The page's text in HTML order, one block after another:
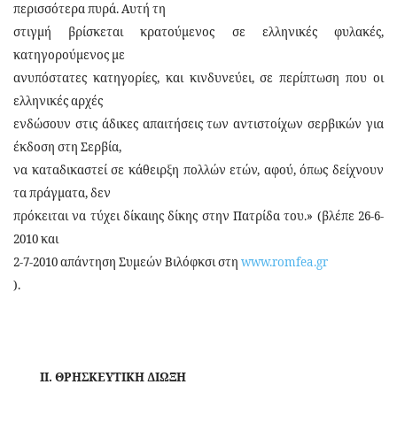
περισσότερα πυρά. Αυτή τη
στιγμή βρίσκεται κρατούμενος σε ελληνικές φυλακές,
κατηγορούμενος με
ανυπόστατες κατηγορίες, και κινδυνεύει, σε περίπτωση που οι
ελληνικές αρχές
ενδώσουν στις άδικες απαιτήσεις των αντιστοίχων σερβικών για
έκδοση στη Σερβία,
να καταδικαστεί σε κάθειρξη πολλών ετών, αφού, όπως δείχνουν
τα πράγματα, δεν
πρόκειται να τύχει δίκαιης δίκης στην Πατρίδα του.» (βλέπε 26-6-
2010 και
2-7-2010 απάντηση Συμεών Βιλόφκσι στη www.romfea.gr
).
ΙΙ. ΘΡΗΣΚΕΥΤΙΚΗ ΔΙΩΞΗ